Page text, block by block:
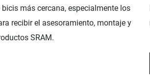
más cercana, especialmente los
recibir el asesoramiento, montaje y
SRAM.